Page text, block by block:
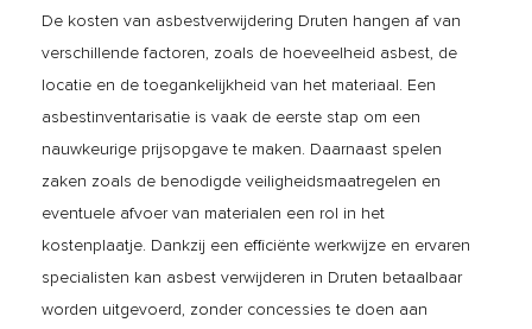
De kosten van asbestverwijdering Druten hangen af van
verschillende factoren, zoals de hoeveelheid asbest, de
locatie en de toegankelijkheid van het materiaal. Een
asbestinventarisatie is vaak de eerste stap om een
nauwkeurige prijsopgave te maken. Daarnaast spelen
zaken zoals de benodigde veiligheidsmaatregelen en
eventuele afvoer van materialen een rol in het
kostenplaatje. Dankzij een efficiënte werkwijze en ervaren
specialisten kan asbest verwijderen in Druten betaalbaar
worden uitgevoerd, zonder concessies te doen aan